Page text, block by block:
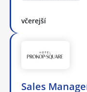
včerejší
Sales